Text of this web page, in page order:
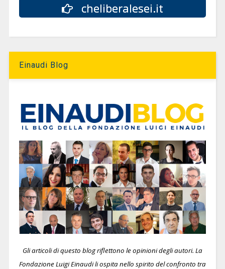
cheliberalesei.it
Einaudi Blog
Gli articoli di questo blog riflettono le opinioni degli autori. La
Fondazione Luigi Einaudi li ospita nello spirito del confronto tra